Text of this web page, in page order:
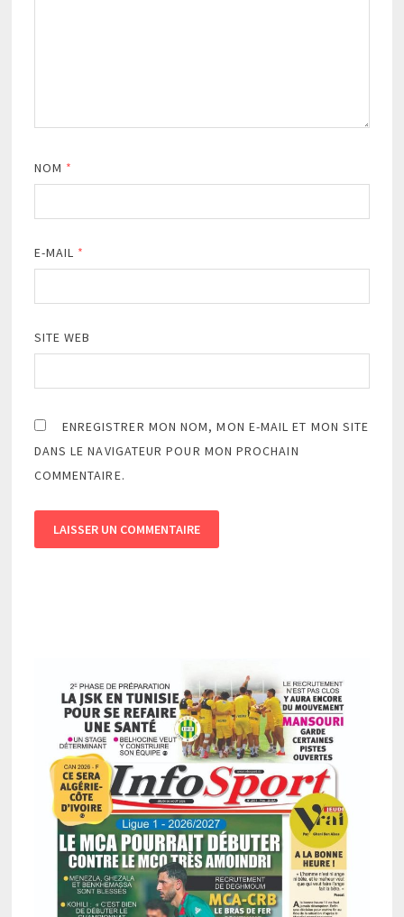
NOM *
E-MAIL *
SITE WEB
ENREGISTRER MON NOM, MON E-MAIL ET MON SITE
DANS LE NAVIGATEUR POUR MON PROCHAIN
COMMENTAIRE.